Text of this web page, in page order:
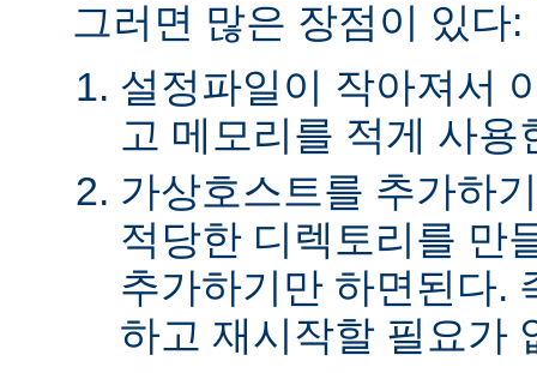
그러면 많은 장점이 있다:
설정파일이 작아져서
고 메모리를 적게 사용
가상호스트를 추가하
적당한 디렉토리를 만
추가하기만 하면된다.
하고 재시작할 필요가